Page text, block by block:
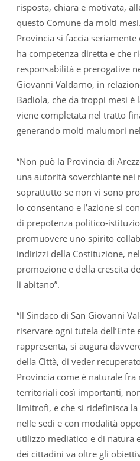
risposta, chiara e motivata,
questo Comune da molti
Provincia si faccia
ha competenza diretta e che
responsabilità e prerogative
Giovanni Valdarno, in
Badiola, che da troppi mesi è
viene completata nel tratto
generando molti malumori
“Non può la Provincia di
una autorità soverchiante nei
soprattutto se non vi sono
lo consentano e l’azione si
di prepotenza politico-
promuovere uno spirito
indirizzi della Costituzione,
promozione e della crescita
li abitano”.
“Il Sindaco di San Giovanni
riservare ogni tutela dell’Ente
rappresenta, si augura
della Città, di veder
Provincia come è naturale
territoriali così importanti,
limitrofi, e che si ridefinisca
nelle sedi e con modalità
utilizzo mediatico e di natura
dei cittadini va oltre gli